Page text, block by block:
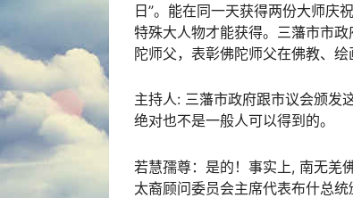
日”。能在同一天获得两份大师庆
特殊大人物才能获得。三藩市市
陀师父，表彰佛陀师父在佛教、
主持人: 三藩市政府跟市议会颁发
绝对也不是一般人可以得到的。
若慧孺尊：是的！事实上, 南无羌
太裔顾问委员会主席代表布什总